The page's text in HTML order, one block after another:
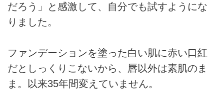
だろう」と感激して、自分でも試すようにな
りました。
ファンデーションを塗った白い肌に赤い口紅
だとしっくりこないから、唇以外は素肌のま
ま。以来35年間変えていません。